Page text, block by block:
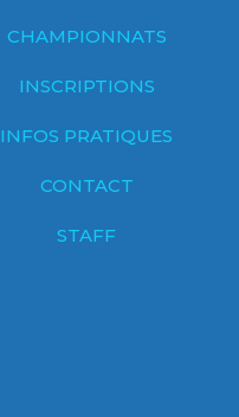
CHAMPIONNATS
INSCRIPTIONS
INFOS PRATIQUES
CONTACT
STAFF